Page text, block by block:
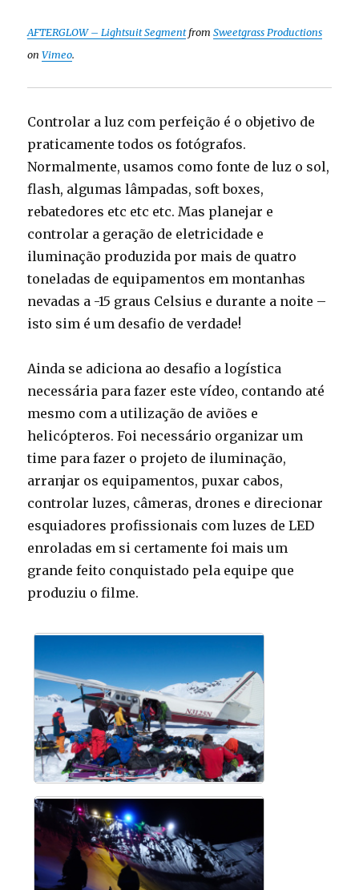
AFTERGLOW – Lightsuit SegmentfromSweetgrass Productions
onVimeo.
Controlar a luz com perfeição é o objetivo de
praticamente todos os fotógrafos.
Normalmente, usamos como fonte de luz o sol,
flash, algumas lâmpadas, soft boxes,
rebatedores etc etc etc. Mas planejar e
controlar a geração de eletricidade e
iluminação produzida por mais de quatro
toneladas de equipamentos em montanhas
nevadas a -15 graus Celsius e durante a noite –
isto sim é um desafio de verdade!
Ainda se adiciona ao desafio a logística
necessária para fazer este vídeo, contando até
mesmo com a utilização de aviões e
helicópteros. Foi necessário organizar um
time para fazer o projeto de iluminação,
arranjar os equipamentos, puxar cabos,
controlar luzes, câmeras, drones e direcionar
esquiadores profissionais com luzes de LED
enroladas em si certamente foi mais um
grande feito conquistado pela equipe que
produziu o filme.